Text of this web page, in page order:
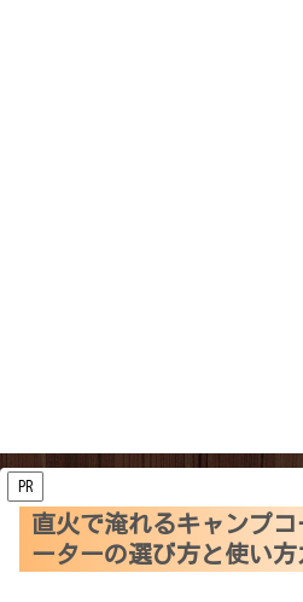
PR
直火で淹れるキャンプ
ーターの選び方と使い方